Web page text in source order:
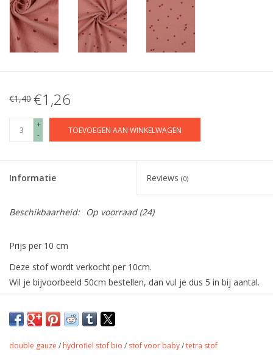
€1,40 €1,26
+
-
TOEVOEGEN AAN WINKELWAGEN
Informatie Reviews (0)
Beschikbaarheid: Op voorraad(24)
Prijs per 10 cm
Deze stof wordt verkocht per 10cm.
Wil je bijvoorbeeld 50cm bestellen, dan vul je dus 5 in bij aantal.
De allerzachtste double gauze met
hartjes
double gauze / hydrofiel stof bio / stof voor baby/tetra stof